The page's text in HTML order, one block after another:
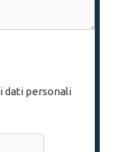
dati personali